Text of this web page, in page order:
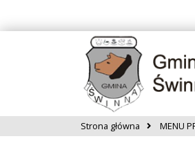
Strona główna MENU